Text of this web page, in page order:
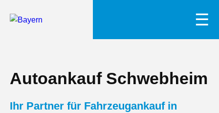
☰
Autoankauf Schwebheim
Ihr Partner für Fahrzeugankauf in